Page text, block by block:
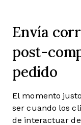
Envía
post-
pedido
El momento
ser cuando los
de interactuar